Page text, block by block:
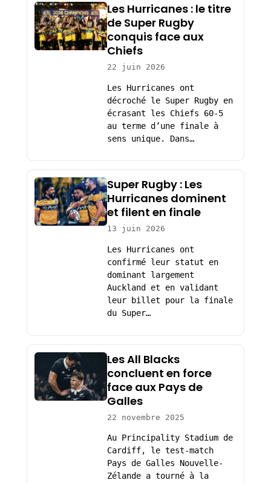
Les Hurricanes : le titre
de Super Rugby
conquis face aux
Chiefs
22 juin 2026
Les Hurricanes ont
décroché le Super Rugby en
écrasant les Chiefs 60-5
au terme d’une finale à
sens unique. Dans…
Super Rugby : Les
Hurricanes dominent
et filent en finale
13 juin 2026
Les Hurricanes ont
confirmé leur statut en
dominant largement
Auckland et en validant
leur billet pour la finale
du Super…
Les All Blacks
concluent en force
face aux Pays de
Galles
22 novembre 2025
Au Principality Stadium de
Cardiff, le test-match
Pays de Galles Nouvelle-
Zélande a tourné à la